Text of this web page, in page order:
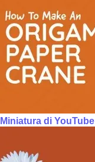
Miniatura di YouTube